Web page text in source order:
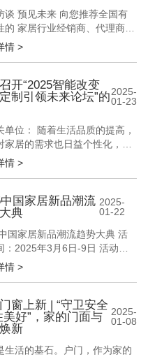
谈 预见未来 向您推荐全国有
的 家居行业经销商、代理商
、装修公司工作者 讲述他们的
艳杰 在琳琅满目的家居品牌
艳杰凭借其独到的眼光和专业
，成为了顶固品牌在衡水的优
。她的店面坐落在繁华的...
情 >
开“2025智能改变
制引领未来论坛”的2025-
01-23
单位： 随着生活品质的提高，
家居的需求也日益个性化，定
应运而生，成为现代家居装修
适的家具，实现日常的便利性
的最大化利用。在材质、颜
格等方面，智能化、定制化家
满足消费者的个性化需求，使
间更...
情 >
国家居新品潮流
典
2025-
01-22
国家居新品潮流趋势大典 活
：2025年3月6日-9日 活动地
国国际展览中心（顺义馆）E3
计力量 品牌制造力 媒体传播
创造力 聚力，如星辰交汇，
行之路 构筑...
情 >
窗上新 | “守卫安全
美好”，家的门面与
新
2025-
01-08
生活的基石。户门，作为家的